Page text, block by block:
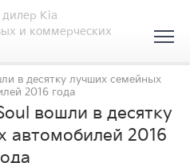
Kia
и коммерческих
в десятку лучших семейных
2016 года
вошли в десятку
автомобилей 2016